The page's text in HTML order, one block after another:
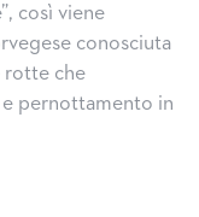
così viene
conosciuta
rotte che
pernottamento in